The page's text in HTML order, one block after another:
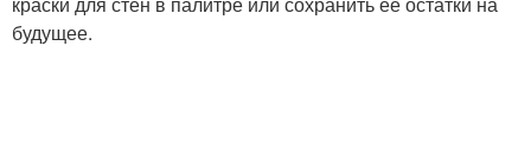
будущее.